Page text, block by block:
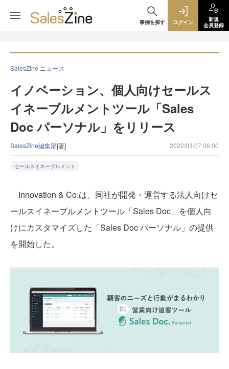
事例を探す ログイン
新規
会員登録
SalesZine ニュース
イノベーション、個人向けセールス
イネーブルメントツール「Sales
Doc パーソナル」をリリース
SalesZine編集部[著] 2022/03/07 06:00
セールスイネーブルメント
Innovation & Co.は、同社が開発・運営する法人向けセ
ールスイネーブルメントツール「Sales Doc」を個人向
けにカスタマイズした「Sales Doc パーソナル」の提供
を開始した。